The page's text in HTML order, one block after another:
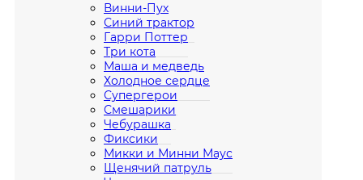
Винни-Пух
Синий трактор
Гарри Поттер
Три кота
Маша и медведь
Холодное сердце
Супергерои
Смешарики
Чебурашка
Фиксики
Микки и Минни Маус
Щенячий патруль